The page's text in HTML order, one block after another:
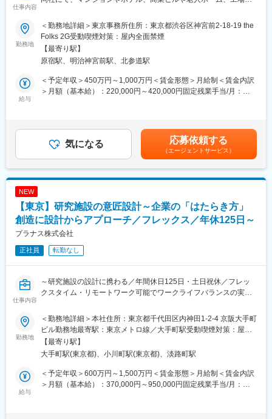
ニック、美術館や博物館、テーマパーク 等
＜使用ソフト＞Vectorworks／Illustrator／Photoshop
■教育制度：
インとなり、先輩社員について業務を覚えてもらいます。
※組織としては28名（女性17名・男性11名）となります。
・同社は日本で初めてFRPマネキンを手掛けた存在として知られ
ており、長年にわたり全国主要百貨店やアパレル企業から高い信
頼を獲得しています。
近年は業界初となる100％植物由来の生分解ボディの開発など、
フバランスを整えて働くことが可能です。
変更の範囲：会社の定める業務
仕事内容
全て直取引の案件となるため、ご自身のアイデアをカタチにで
き、大きなやりがいを得ることのできるポジションです。
2021年の1年間では、大阪市内中高層建築物設計受注件数で3位に
ランクインしております。
（2022年2月26日:建通新聞掲載）
■業務詳細：
【受注元】ディベロッパー、ゼネコンがメイン。既存顧客からの
受注が9割で新規顧客からの受注が1割程度です。
【担当エリア】大阪府下が9割です。
【働き方】残業時間は一日当たり2時間程度です。休日出勤はしな
い会社としての方針があります。
■組織構成：
（平均年齢 32歳）
デザイン性の高い案件を得意としており、現在まで200棟のプロ
ジェクトの実績のある、多様な用途の設計を行える専門家集団で
す。
社名のラフト（RAFT）はイカダという意味があります。
時、木々をつなぎ合せたイカダのように、発展し続けることを込
め、設計スタッフとして仕事に熱中できる環境が、クリエイティ
勤務地
＜勤務地詳細＞東京事務所住所：東京都渋谷区神宮前2-18-19 the
Folks 2G受動喫煙対策：屋内全面禁煙
【最寄り駅】
原宿駅、明治神宮前駅、北参道駅
給与
＜予定年収＞450万円～1,000万円＜賃金形態＞月給制＜賃金内訳
＞月額（基本給）：220,000円～420,000円固定残業手当/月：
昇給：年1回■賞与：年3回（6ヶ月分）■決算賞与（支給実績あ
り）【モデル年収】35歳620万円（主任）38歳760万円（チー
フ）40歳950万円（室長)賃金はあくまでも目安の金額であり、選
考を通じて上下する可能性があります。月給(月額)は固定手当を含
めた表記です。
気になる 応募依頼する
（エージェントサービス）
NEW
【東京】研究施設の意匠設計～企業の「はたらき方」
創造に設計からアプローチ／フレックス／年休125日～
プラナス株式会社
正社員 転勤なし
仕事内容
～研究施設の設計に携わる／年間休日125日・土日祝休／フレッ
クスタイム・リモートワーク可能でワークライフバランスの実現
■業務内容：
研究施設の設計に特化した国内有数の建築設計事務所である当社
にて、意匠設計職をお任せします。
企業の研究所/本社/イノベーション施設などに対して、企画提案、
設計、工事監理まで一気通貫で実施いたします。
★建築設計者だけでなく元研究者、クリエイティブディレクタ
勤務地
＜勤務地詳細＞本社住所：東京都千代田区内神田1-2-4 京阪大手町
ビル勤務地最寄駅：東京メトロ線／大手町駅受動喫煙対策：屋内
全面禁煙変更の範囲：会社の定める事業所
【最寄り駅】
大手町駅(東京都)、小川町駅(東京都)、淡路町駅
給与
＜予定年収＞600万円～1,500万円＜賃金形態＞月給制＜賃金内訳
＞月額（基本給）：370,000円～950,000円固定残業手当/月：